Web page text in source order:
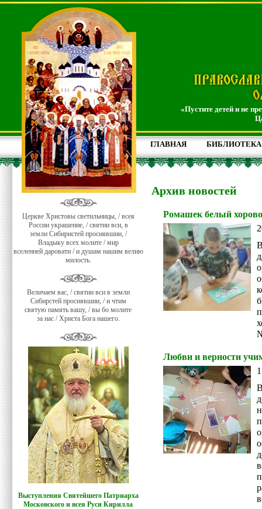
«Пустите детей и не
ГЛАВНАЯ БИБЛИОТЕКА
Церкве Христовы светильницы, / всея
России украшение, / святии вси, в
земли Сибиристей просиявшии, /
Владыку всех молите / мир
вселенней даровати / и душам нашим велию
милость.
Величаем вас, / святии вси в земли
Сибирстей просиявшии, / и чтим
святую память вашу, / вы бо молите
за нас / Христа Бога нашего.
Выступления Святейшего Патриарха
Московского и всея Руси Кирилла
Архив новостей
Ромашек белый
Любви и верности